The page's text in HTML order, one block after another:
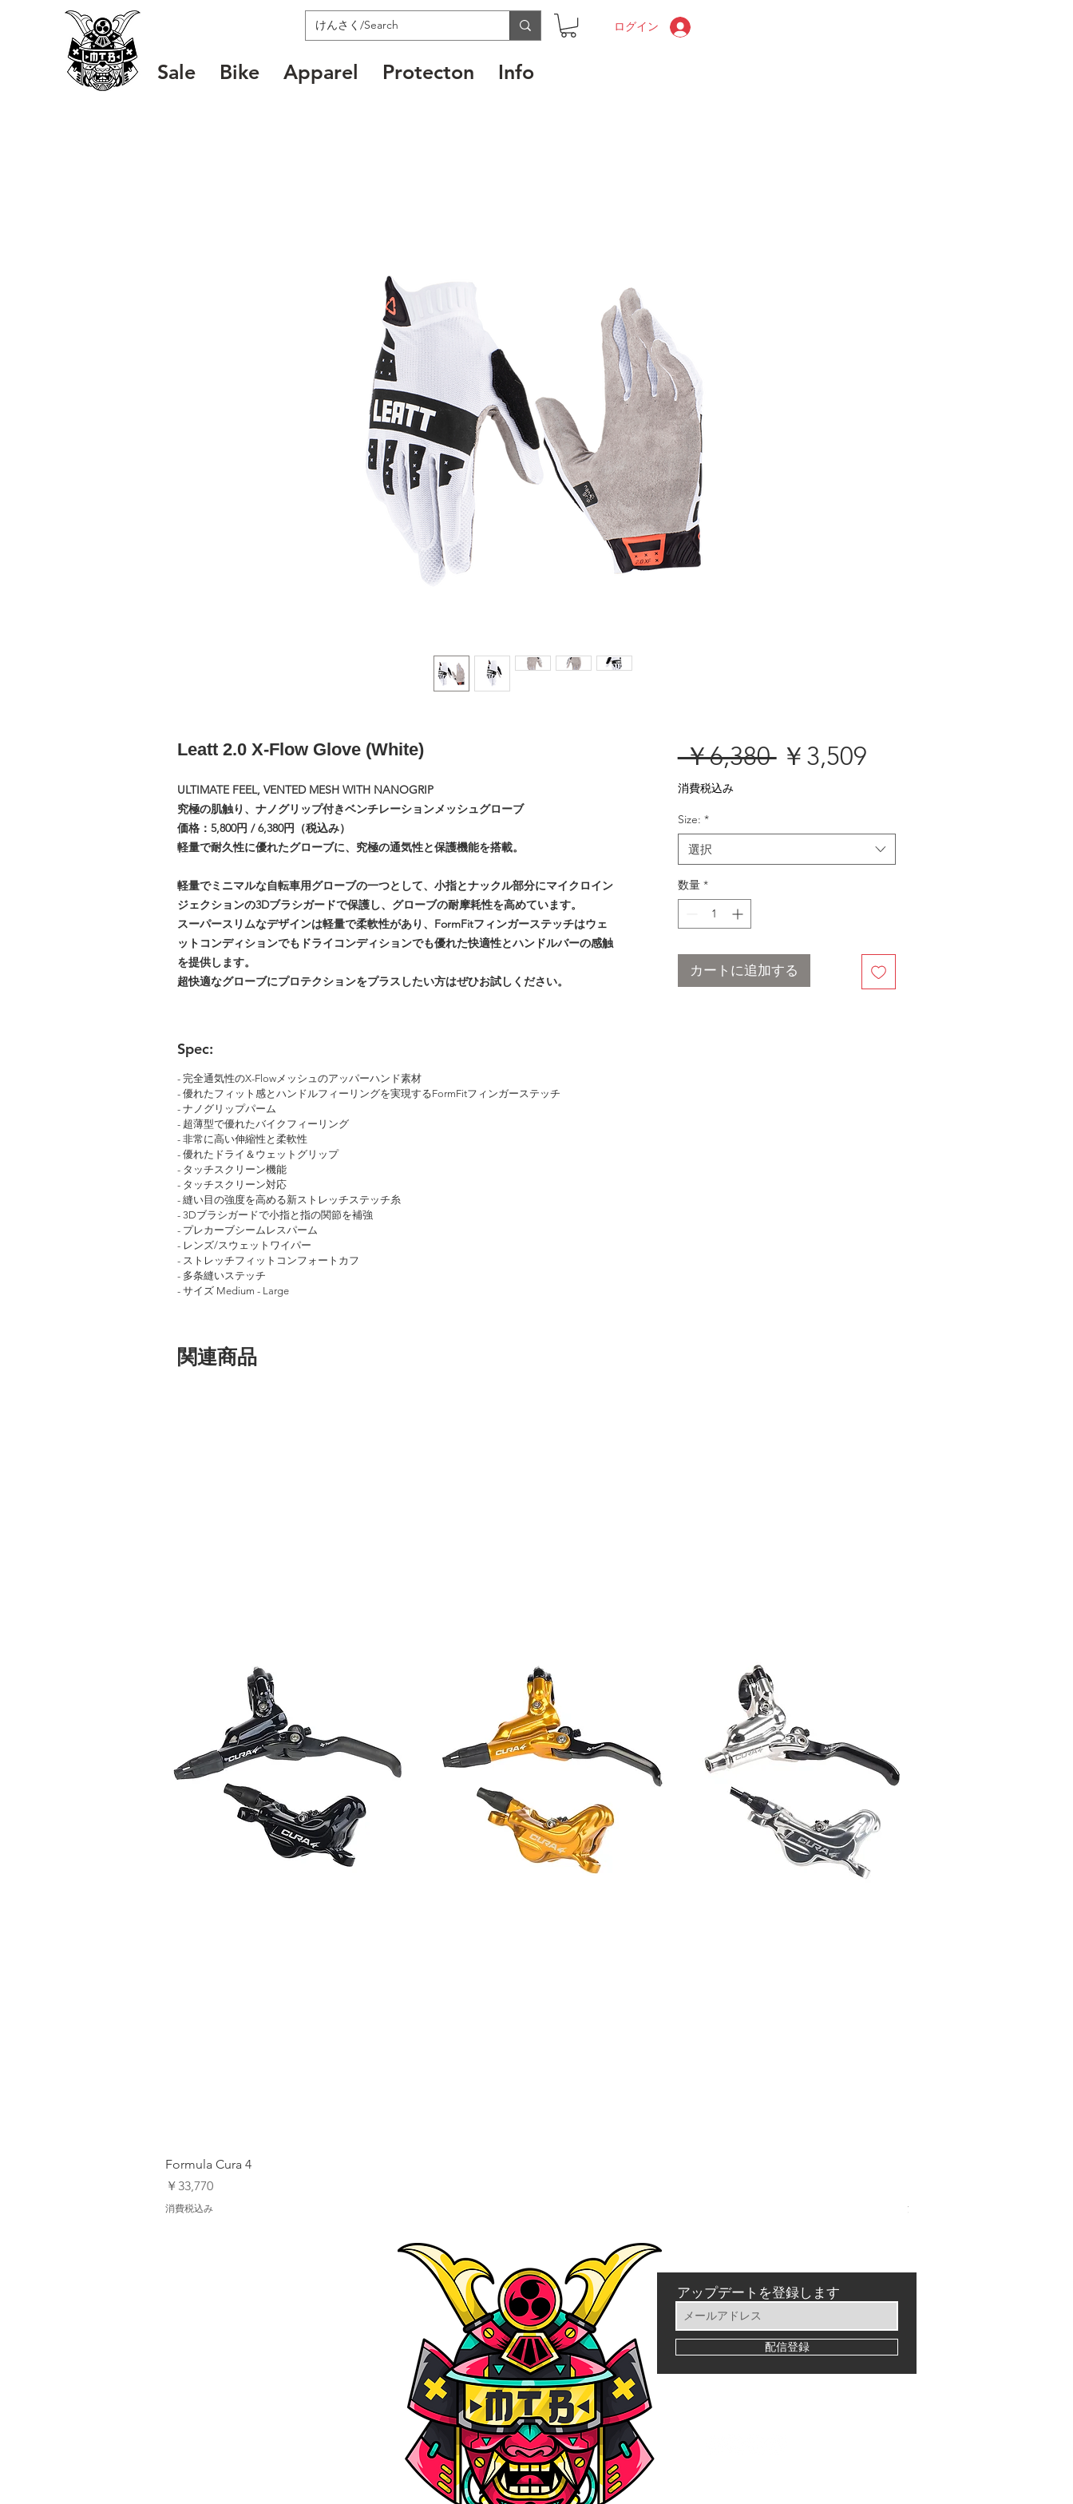
ログイン
Sale Bike Apparel Protecton Info
Leatt 2.0 X-Flow Glove (White)
ULTIMATE FEEL, VENTED MESH WITH NANOGRIP
究極の肌触り、ナノグリップ付きベンチレーションメッシュグローブ
価格：5,800円 / 6,380円（税込み）
軽量で耐久性に優れたグローブに、究極の通気性と保護機能を搭載。
軽量でミニマルな自転車用グローブの一つとして、小指とナックル部分にマイクロイン
ジェクションの3Dブラシガードで保護し、グローブの耐摩耗性を高めています。
スーパースリムなデザインは軽量で柔軟性があり、FormFitフィンガーステッチはウェ
ットコンディションでもドライコンディションでも優れた快適性とハンドルバーの感触
を提供します。
超快適なグローブにプロテクションをプラスしたい方はぜひお試しください。
Spec:
- 完全通気性のX-Flowメッシュのアッパーハンド素材
- 優れたフィット感とハンドルフィーリングを実現するFormFitフィンガーステッチ
- ナノグリップパーム
- 超薄型で優れたバイクフィーリング
- 非常に高い伸縮性と柔軟性
- 優れたドライ＆ウェットグリップ
- タッチスクリーン機能
- タッチスクリーン対応
- 縫い目の強度を高める新ストレッチステッチ糸
- 3Dブラシガードで小指と指の関節を補強
- プレカーブシームレスパーム
- レンズ/スウェットワイパー
- ストレッチフィットコンフォートカフ
- 多条縫いステッチ
- サイズ Medium - Large
￥6,380 通
価
格
￥3,509セ
ル
価
消費税込み
Size: *
選択
数量 *
カートに追加する
関連商品
Formula Cura 4
価格
￥33,770
消費税込み 消費税込み
アップデートを登録します
配信登録